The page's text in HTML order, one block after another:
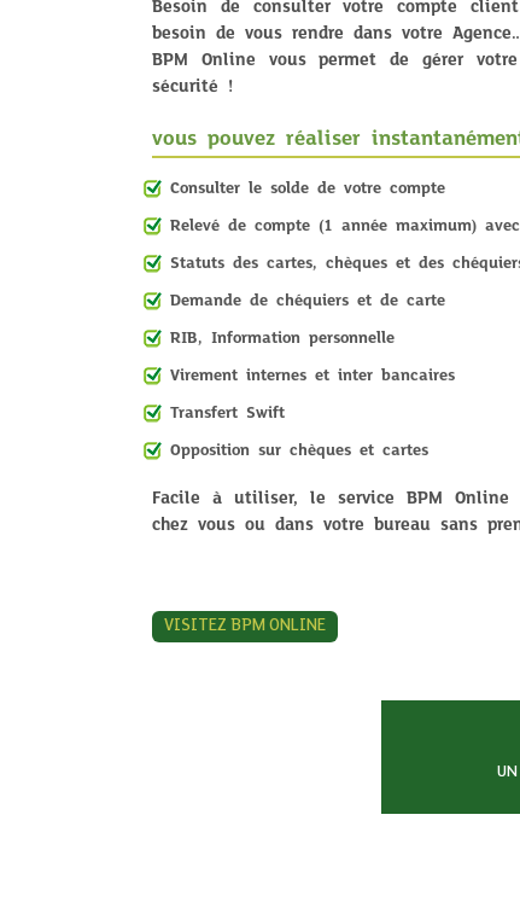
Besoin de consulter votre compte
besoin de vous rendre dans votre
BPM Online vous permet de gérer
sécurité !
vous pouvez réaliser
Consulter le solde de votre compte
Relevé de compte (1 année maximum)
Statuts des cartes, chèques et des
Demande de chéquiers et de carte
RIB, Information personnelle
Virement internes et inter bancaires
Transfert Swift
Opposition sur chèques et cartes
Facile à utiliser, le service BPM
chez vous ou dans votre bureau sans
VISITEZ BPM ONLINE